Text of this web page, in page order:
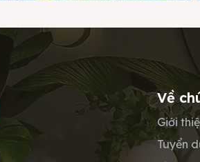
Về
Giới
Tuyển